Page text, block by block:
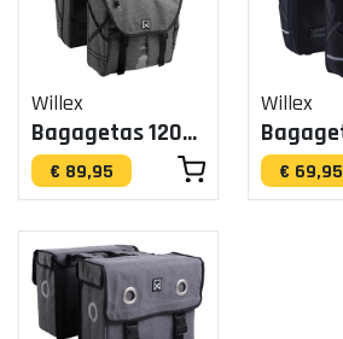
Willex
Bagagetas 1200 Grijs 50L
€ 89,95
Willex
€ 69,95